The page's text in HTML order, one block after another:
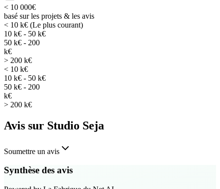
< 10 000€
basé sur les projets & les avis
< 10 k€ (Le plus courant)
10 k€ - 50 k€
50 k€ - 200
k€
> 200 k€
< 10 k€
10 k€ - 50 k€
50 k€ - 200
k€
> 200 k€
Avis sur Studio Seja
Soumettre un avis
Synthèse des avis